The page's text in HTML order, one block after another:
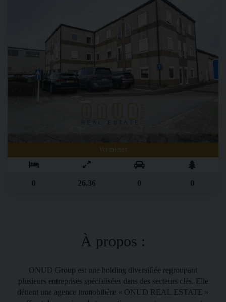
Vermieten
0 26.36 0 0
À propos :
ONUD Group est une holding diver­sifiée regroupant
plusieurs entre­prises spécialisées dans des secteurs clés. Elle
détient une agence immobilière « ONUD REAL ESTATE »